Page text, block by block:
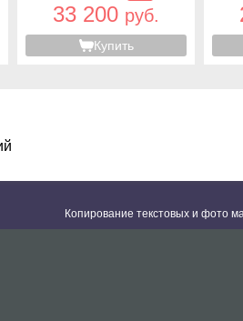
33 200 руб.
Купить
Копирование текстовых и фото